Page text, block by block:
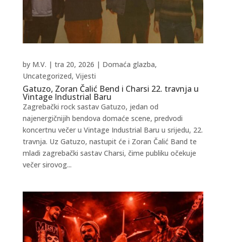
Gatuzo, Zoran Čalić Bend i Charsi 22. travnja u
Vintage Industrial Baru
by M.V. | tra 20, 2026 | Domaća glazba,
Uncategorized, Vijesti
Zagrebački rock sastav Gatuzo, jedan od
najenergičnijih bendova domaće scene, predvodi
koncertnu večer u Vintage Industrial Baru u srijedu, 22.
travnja. Uz Gatuzo, nastupit će i Zoran Čalić Band te
mladi zagrebački sastav Charsi, čime publiku očekuje
večer sirovog...